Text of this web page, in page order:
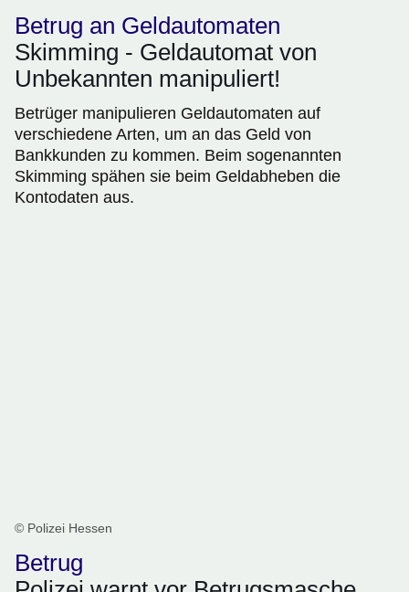
Betrug an Geldautomaten
Skimming - Geldautomat von
Unbekannten manipuliert!
Betrüger manipulieren Geldautomaten auf
verschiedene Arten, um an das Geld von
Bankkunden zu kommen. Beim sogenannten
Skimming spähen sie beim Geldabheben die
Kontodaten aus.
© Polizei Hessen
Betrug